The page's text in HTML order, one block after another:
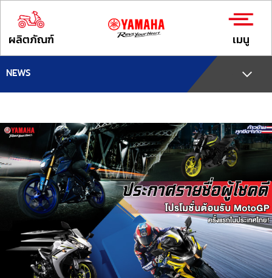
ผลิตภัณฑ์ เมนู
NEWS